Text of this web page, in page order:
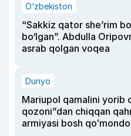
O‘zbekiston
“Sakkiz qator she’rim
bo‘lgan”. Abdulla
asrab qolgan voqea
Dunyo
Mariupol qamalini yorib
qozoni”dan chiqqan
armiyasi bosh